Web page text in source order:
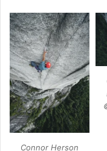
Connor Herson